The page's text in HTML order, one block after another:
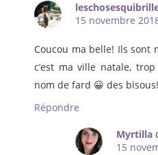
15 novembre
Coucou ma belle! Ils sont
c’est ma ville natale,
nom de fard 😀 des bisous!
Répondre
Myrtilla
15